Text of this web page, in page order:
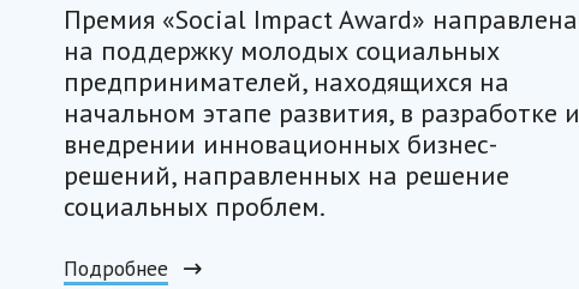
Премия «Social Impact Award» направлена
на поддержку молодых социальных
предпринимателей, находящихся на
начальном этапе развития, в разработке и
внедрении инновационных бизнес-
решений, направленных на решение
социальных проблем.
Подробнее